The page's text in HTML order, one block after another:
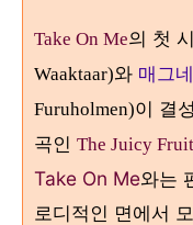
Take On Me의 첫
Waaktaar)와 매그
Furuholmen)이 결
곡인 The Juicy
Take On Me와는
로디적인 면에서